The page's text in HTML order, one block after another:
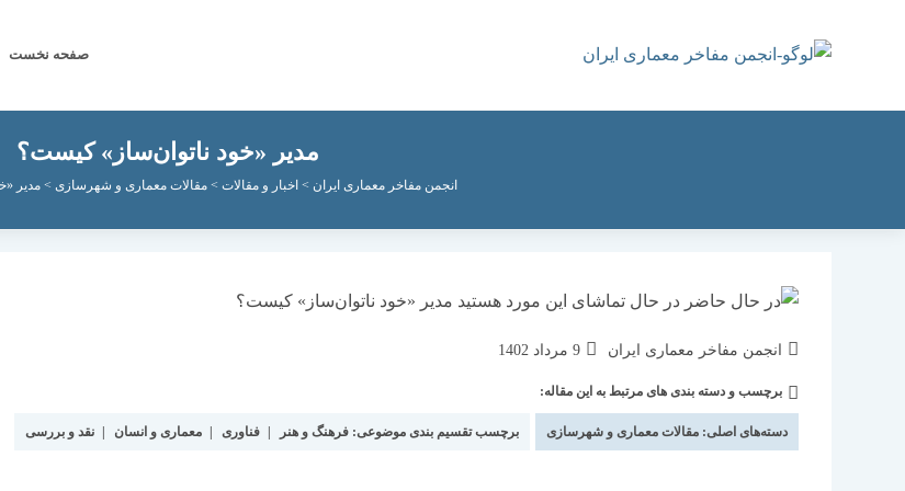
صفحه نخست
مدیر «خود ناتوان‌ساز» کیست؟
انجمن مفاخر معماری ایران > اخبار و مقالات > مقالات معماری و شهرسازی > مدیر
نویسندهٔ
انجمن مفاخر معماری ایران
نوشته
شده
است:
9 مرداد 1402
دسته‌
نوشته:
برچسب و دسته بندی های مرتبط به این مقاله:
دسته‌های اصلی:مقالات معماری و شهرسازی برچسب تقسیم بندی موضوعی:فرهنگ و هنر فناوری معماری و انسان نقد و بررسی